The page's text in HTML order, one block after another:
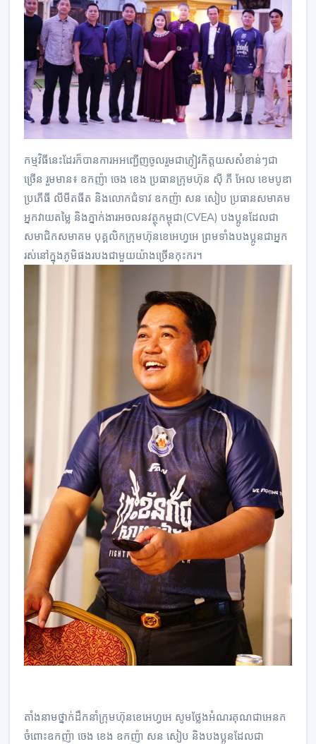
កម្មវិធីនេះដែរក៏បានការអអញ្ជើញចូលរួមជាភ្ញៀវកិត្តយសសំខាន់ៗជា
ច្រើន រួមមាន៖ ឧកញ៉ា ចេង ខេង ប្រធានក្រុមហ៊ុន ស៊ី ភី អែល ខេមបូឌា
ប្រភើធី លីមីតធីត និងលោកជំទាវ ឧកញ៉ា សន សៀប ប្រធានសមាគម
អ្នកវាយតម្លៃ និងភ្នាក់ងារអចលនវត្ថុកម្ពុជា(CVEA) បងប្អូនដែលជា
សមាជិកសមាគម បុគ្គលិកក្រុមហ៊ុនខេអេហ្វអេ ព្រមទាំងបងប្អូនជាអ្នក
រស់នៅក្នុងភូមិផងរបងជាមួយយ៉ាងច្រើនកុះករ។
តាំងនាមថ្នាក់ដឹកនាំក្រុមហ៊ុនខេអេហ្វអេ សូមថ្លែងអំណរគុណជាអេនក
ចំពោះឧកញ៉ា ចេង ខេង ឧកញ៉ា សន សៀប និងបងប្អូនដែលជា